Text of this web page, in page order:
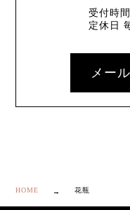
受付時
定休日
メー
HOME 花瓶